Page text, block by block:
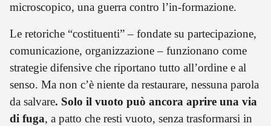
microscopico, una guerra contro l’in-formazione.
Le retoriche “costituenti” – fondate su partecipazione,
comunicazione, organizzazione – funzionano come
strategie difensive che riportano tutto all’ordine e al
senso. Ma non c’è niente da restaurare, nessuna parola
da salvare. Solo il vuoto può ancora aprire una via
di fuga, a patto che resti vuoto, senza trasformarsi in